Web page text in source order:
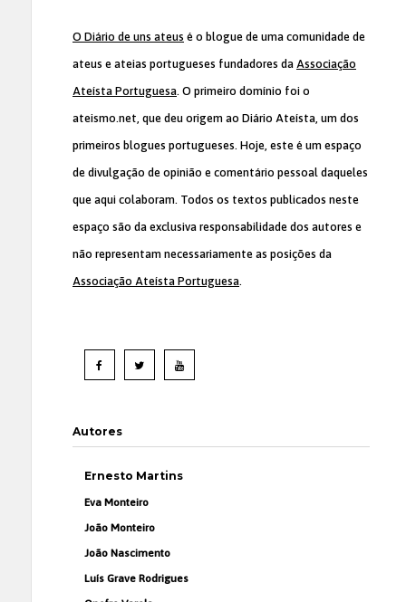
O Diário de uns ateus é o blogue de uma comunidade de
ateus e ateias portugueses fundadores da Associação
Ateísta Portuguesa. O primeiro domínio foi o
ateismo.net, que deu origem ao Diário Ateísta, um dos
primeiros blogues portugueses. Hoje, este é um espaço
de divulgação de opinião e comentário pessoal daqueles
que aqui colaboram. Todos os textos publicados neste
espaço são da exclusiva responsabilidade dos autores e
não representam necessariamente as posições da
Associação Ateísta Portuguesa.
Autores
Ernesto Martins
Eva Monteiro
João Monteiro
João Nascimento
Luís Grave Rodrigues